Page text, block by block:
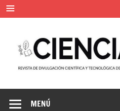
Saltar
contenido
Universidad
MENÚ